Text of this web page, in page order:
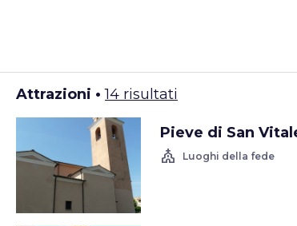
Attrazioni •14 risultati
Pieve di San
church Luoghi della fede